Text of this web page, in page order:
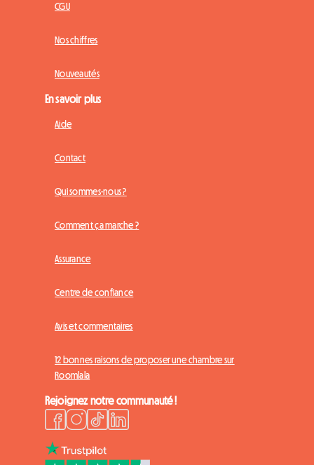
CGU
Nos chiffres
Nouveautés
En savoir plus
Aide
Contact
Qui sommes-nous ?
Comment ça marche ?
Assurance
Centre de confiance
Avis et commentaires
12 bonnes raisons de proposer une chambre sur
Roomlala
Rejoignez notre communauté !